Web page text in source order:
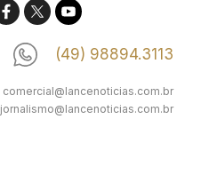
(49) 98894.3113
comercial@lancenoticias.com.br
jornalismo@lancenoticias.com.br